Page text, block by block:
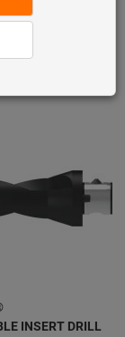
INSERT DRILL